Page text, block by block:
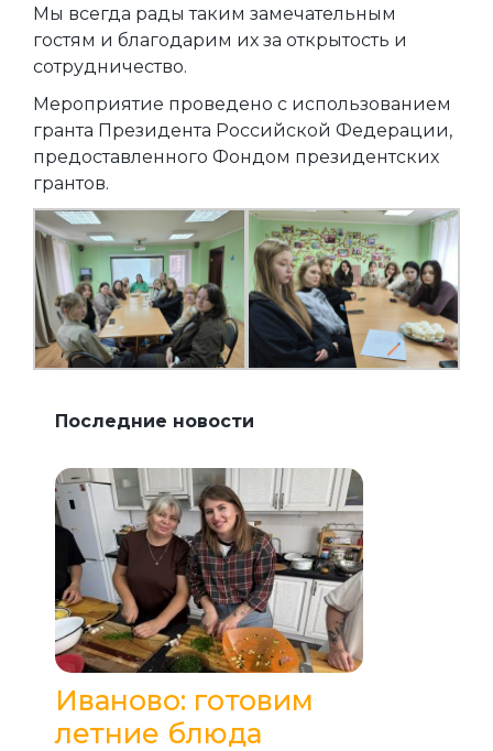
Мы всегда рады таким замечательным
гостям и благодарим их за открытость и
сотрудничество.
Мероприятие проведено с использованием
гранта Президента Российской Федерации,
предоставленного Фондом президентских
грантов.
Последние новости
Иваново: готовим
летние блюда